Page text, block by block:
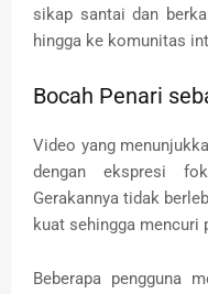
sikap santai dan
hingga ke komunitas
Bocah Penari
Video yang
dengan ekspresi
Gerakannya tidak
kuat sehingga mencuri
Beberapa pengguna